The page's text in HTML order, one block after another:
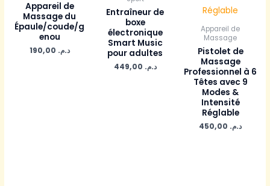
Appareil de
Massage du
Épaule/coude/g
enou
د.م.
Entraîneur de
boxe
électronique
Smart Music
pour adultes
د.م.
Appareil de
Massage
Pistolet de
Massage
Professionnel à 6
Têtes avec 9
Modes &
Intensité
Réglable
د.م.